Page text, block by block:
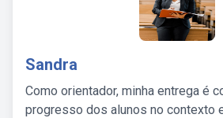
Sandra
Como orientador, minha entrega é
progresso dos alunos no contexto